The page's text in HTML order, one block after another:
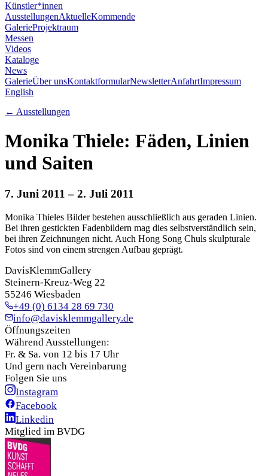
Künstler*innen
AusstellungenAktuelleKommende
GalerieProjektraum
Messen
Videos
Kataloge
News
GalerieÜber unsKontaktformularNewsletterAnfahrtImpressum
English
← Ausstellungen
Monika Thiele: Fäden, Linien
und Saiten
7. Juni 2011 – 2. Juli 2011
Monika Thieles Bilder bestehen ausschließlich aus geraden Linien.
Bei ihren gestickten Fadenbildern mag dies selbstverständlich sein,
bei ihren Zeichnungen nicht. Auch Hong Song Chuls skulpturale
Fotos sind von einem strengen Aufbau geprägt.
DavisKlemmGallery
Steinern-Kreuz-Weg 22
55246 Wiesbaden
+49 (0) 6134 28 69 730
info@davisklemmgallery.de
Öffnungszeiten
Während Ausstellungen:
Fr. & Sa. von 12 bis 17 Uhr
Und gern nach Vereinbarung
Folgen Sie uns
Instagram
Facebook
Linkedin
Mitglied im BVDG